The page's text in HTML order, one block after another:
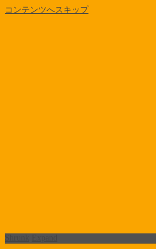
コンテンツへスキップ